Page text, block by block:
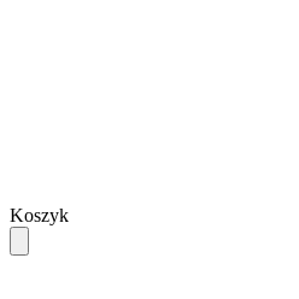
Skip
to
navigation
Skip
to
content
Koszyk